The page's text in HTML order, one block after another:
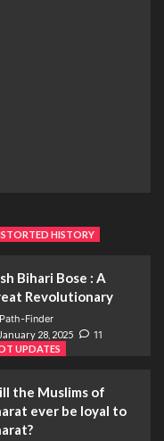
HISTORY
Bihari Bose : A
Revolutionary
Path-Finder
January 28, 2025 11
UPDATES
the Muslims of
ever be loyal to